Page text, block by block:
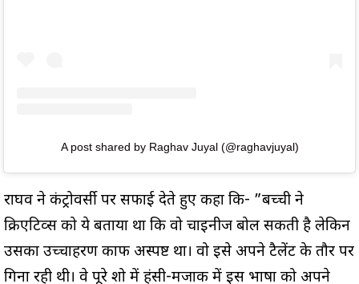
A post shared by Raghav Juyal (@raghavjuyal)
राघव ने कंट्रोवर्सी पर सफाई देते हुए कहा कि- ”बच्ची ने
क्रिएटिव्स को ये बताया था कि वो चाइनीज बोल सकती है लेकिन
उसका उच्चाहरण काफी अस्पष्ट था। वो इसे अपने टैलेंट के तौर पर
गिना रही थी। वे पूरे शो में हंसी-मजाक में इस भाषा को अपने